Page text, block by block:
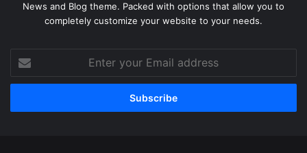
News and Blog theme. Packed with options that allow you to
completely customize your website to your needs.
your
Email